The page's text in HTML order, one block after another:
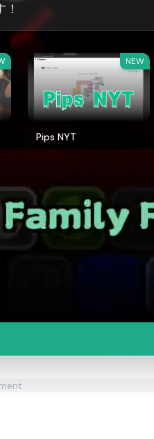
NEW
Pips NYT